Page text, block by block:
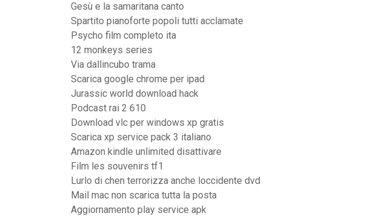
Gesù e la samaritana canto
Spartito pianoforte popoli tutti acclamate
Psycho film completo ita
12 monkeys series
Via dallincubo trama
Scarica google chrome per ipad
Jurassic world download hack
Podcast rai 2 610
Download vlc per windows xp gratis
Scarica xp service pack 3 italiano
Amazon kindle unlimited disattivare
Film les souvenirs tf1
Lurlo di chen terrorizza anche loccidente dvd
Mail mac non scarica tutta la posta
Aggiornamento play service apk